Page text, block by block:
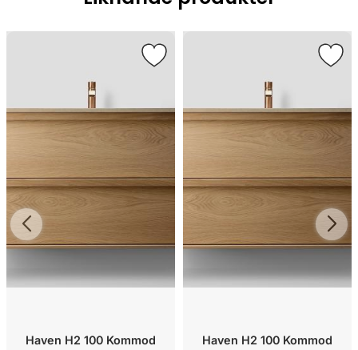
Haven H2 100 Kommod
Haven H2 100 Kommod